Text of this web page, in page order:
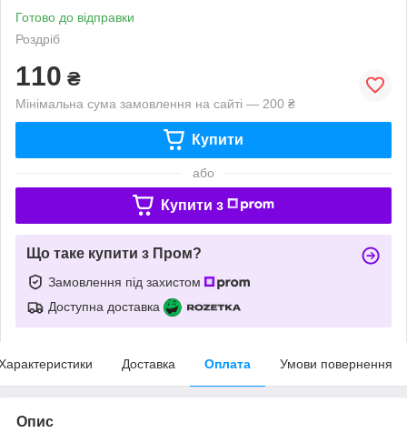
Готово до відправки
Роздріб
110 ₴
Мінімальна сума замовлення на сайті — 200 ₴
Купити
або
Купити з
Що таке купити з Пром?
Замовлення під захистом
Доступна доставка
Доставка Оплата Умови повернення
Опис